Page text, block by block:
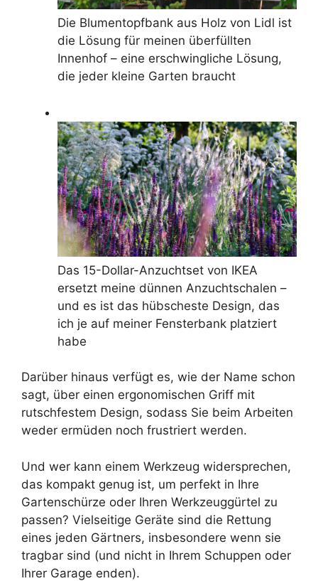
Die Blumentopfbank aus Holz von Lidl ist
die Lösung für meinen überfüllten
Innenhof – eine erschwingliche Lösung,
die jeder kleine Garten braucht
Das 15-Dollar-Anzuchtset von IKEA
ersetzt meine dünnen Anzuchtschalen –
und es ist das hübscheste Design, das
ich je auf meiner Fensterbank platziert
habe
Darüber hinaus verfügt es, wie der Name schon
sagt, über einen ergonomischen Griff mit
rutschfestem Design, sodass Sie beim Arbeiten
weder ermüden noch frustriert werden.
Und wer kann einem Werkzeug widersprechen,
das kompakt genug ist, um perfekt in Ihre
Gartenschürze oder Ihren Werkzeuggürtel zu
passen? Vielseitige Geräte sind die Rettung
eines jeden Gärtners, insbesondere wenn sie
tragbar sind (und nicht in Ihrem Schuppen oder
Ihrer Garage enden).